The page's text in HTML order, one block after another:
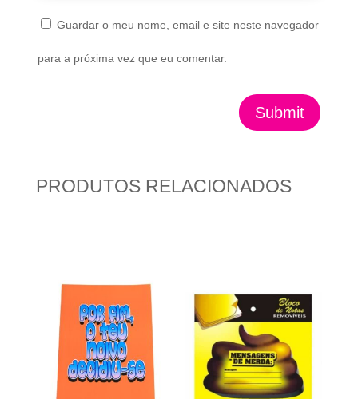
Guardar o meu nome, email e site neste navegador
para a próxima vez que eu comentar.
Submit
PRODUTOS RELACIONADOS